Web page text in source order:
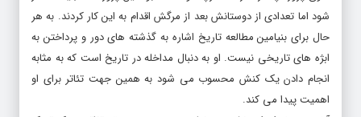
شود اما تعدادی از دوستانش بعد از مرگش اقدام به این کار کردند. به هر
حال برای بنیامین مطالعه تاریخ اشاره به گذشته های دور و پرداختن به
ابژه های تاریخی نیست. او به دنبال مداخله در تاریخ است که به مثابه
انجام دادن یک کنش محسوب می شود به همین جهت تئاتر برای او
اهمیت پیدا می کند.